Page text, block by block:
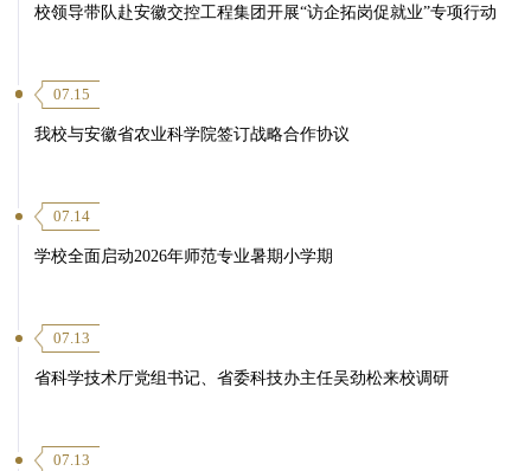
校领导带队赴安徽交控工程集团开展“访企拓岗促就业”专项行动
07.15
我校与安徽省农业科学院签订战略合作协议
07.14
学校全面启动2026年师范专业暑期小学期
07.13
省科学技术厅党组书记、省委科技办主任吴劲松来校调研
07.13